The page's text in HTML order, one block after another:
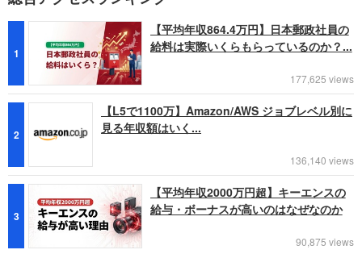
1
【平均年収864.4万円】日本郵政社員の
給料は実際いくらもらっているのか？...
177,625 views
2
【L5で1100万】Amazon/AWS ジョブレベル別に
見る年収額はいく...
136,140 views
3
【平均年収2000万円超】キーエンスの
給与・ボーナスが高いのはなぜなのか
90,875 views